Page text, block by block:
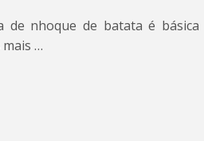
de nhoque de batata é básica
…